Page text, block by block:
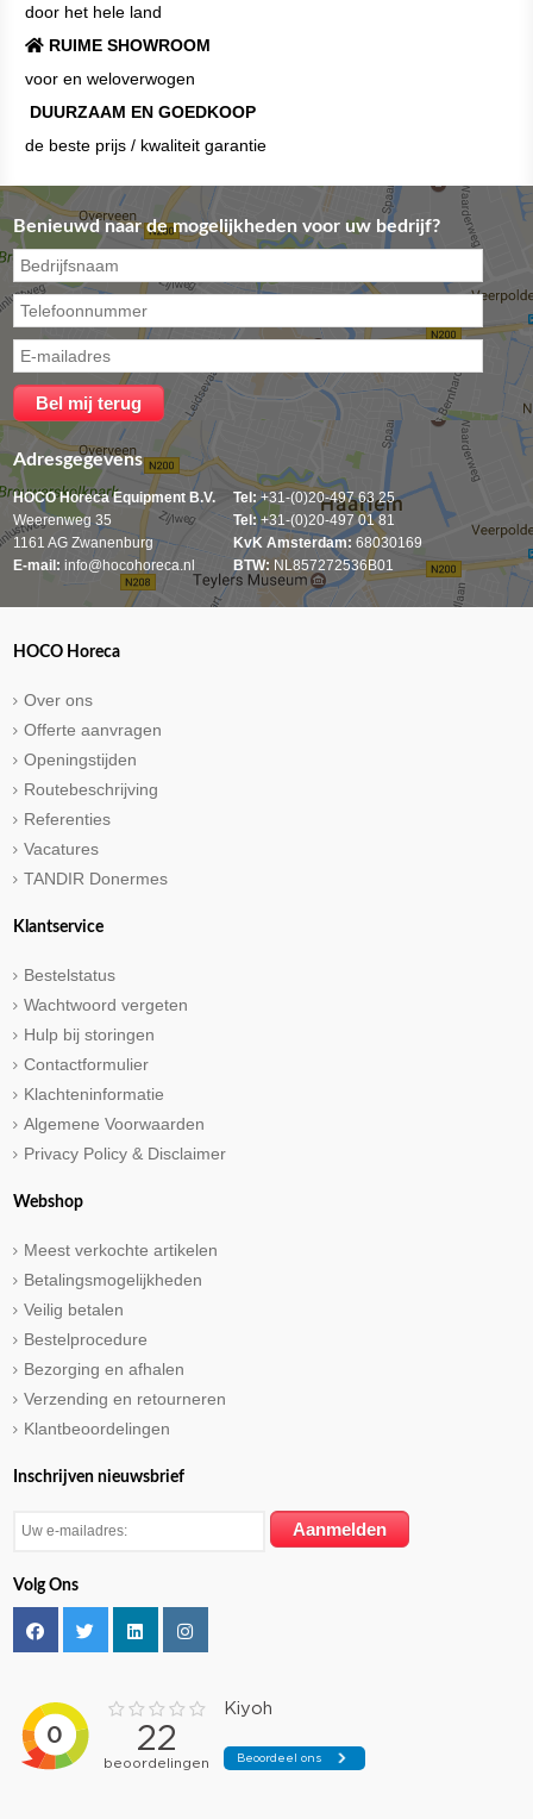
door het hele land
RUIME SHOWROOM
voor en weloverwogen
DUURZAAM EN GOEDKOOP
de beste prijs / kwaliteit garantie
Benieuwd naar de mogelijkheden voor uw bedrijf?
Adresgegevens
HOCO Horeca Equipment B.V.
Weerenweg 35
1161 AG Zwanenburg
E-mail: info@hocohoreca.nl
Tel: +31-(0)20-497 63 25
Tel:+31-(0)20-497 01 81
KvK Amsterdam: 68030169
BTW: NL857272536B01
HOCO Horeca
Over ons
Offerte aanvragen
Openingstijden
Routebeschrijving
Referenties
Vacatures
TANDIR Donermes
Klantservice
Bestelstatus
Wachtwoord vergeten
Hulp bij storingen
Contactformulier
Klachteninformatie
Algemene Voorwaarden
Privacy Policy & Disclaimer
Webshop
Meest verkochte artikelen
Betalingsmogelijkheden
Veilig betalen
Bestelprocedure
Bezorging en afhalen
Verzending en retourneren
Klantbeoordelingen
Inschrijven nieuwsbrief
Volg Ons